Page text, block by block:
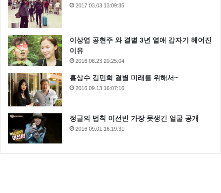
2017.03.03 13:09:35
이상엽 공현주 와 결별 3년 열애 갑자기 헤어진
이유
2016.08.23 20:25:04
홍상수 김민희 결별 미래를 위해서~
2016.09.13 16:07:16
정글의 법칙 이선빈 가장 못생긴 얼굴 공개
2016.09.01 16:19:31